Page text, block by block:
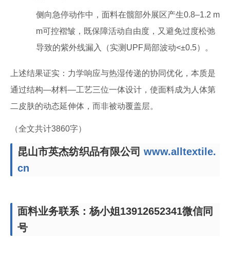
侧向急停动作中，面料在髋部外展区产生0.8–1.2 m
m可控褶皱，既保障活动自由度，又避免过度松弛
导致的紫外线漏入（实测UPF局部波动<±0.5）。
上述结果证实：力学响应与热湿传递的协同优化，本质是
通过结构—材料—工艺三位一体设计，使面料成为人体第
二皮肤的动态延伸体，而非被动覆盖层。
（全文共计3860字）
昆山市英杰纺织品有限公司 www.alltextile.
cn
面料业务联系：杨小姐13912652341微信同
号